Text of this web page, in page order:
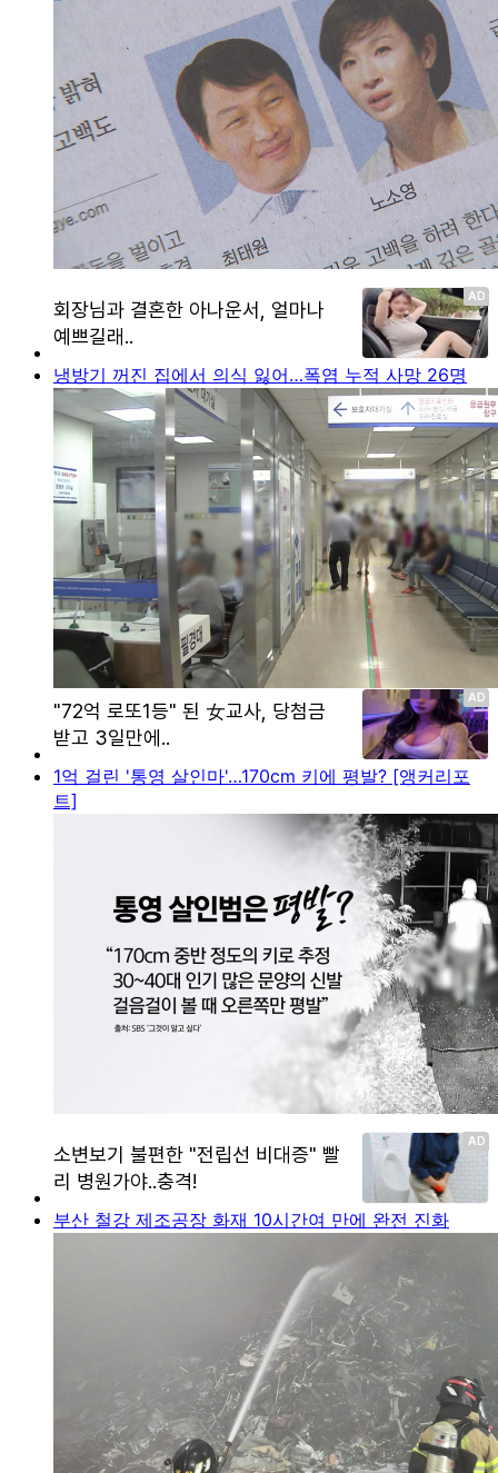
냉방기 꺼진 집에서 의식 잃어…폭염 누적 사망 26명
1억 걸린 '통영 살인마'…170cm 키에 평발? [앵커리포
트]
부산 철강 제조공장 화재 10시간여 만에 완전 진화